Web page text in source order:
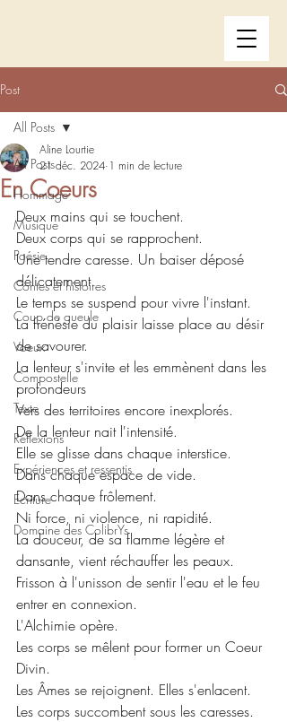
Post
All Posts
Hommage
Musique
Poésie
Contes et histoires
Coup de gueule
Voeux
Compostelle
Texte
Réflexions
Expériences et ressentis
Ecriture
Domaine des ColibrYs
All Posts
En Coeurs
Aline Lourtie
21 déc. 2024 1 min de lecture
Deux mains qui se touchent.
Deux corps qui se rapprochent.
Une tendre caresse. Un baiser déposé
délicatement.
Le temps se suspend pour vivre l'instant.
La frénésie du plaisir laisse place au désir
de savourer.
La lenteur s'invite et les emmènent dans les
profondeurs
Vers des territoires encore inexplorés.
De la lenteur nait l'intensité.
Elle se glisse dans chaque interstice.
Dans chaque espace de vide.
Dans chaque frôlement.
Ni force, ni violence, ni rapidité.
La douceur, de sa flamme légère et
dansante, vient réchauffer les peaux.
Frisson à l'unisson de sentir l'eau et le feu
entrer en connexion.
L'Alchimie opère.
Les corps se mêlent pour former un Coeur
Divin.
Les Âmes se rejoignent. Elles s'enlacent.
Les corps succombent sous les caresses.